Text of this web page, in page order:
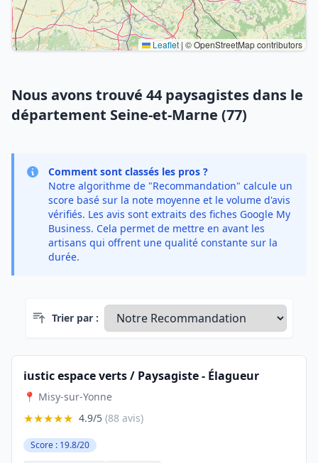
Leaflet|© OpenStreetMap contributors
Nous avons trouvé 44 paysagistes dans le
département Seine-et-Marne (77)
Comment sont classés les pros ?
Notre algorithme de "Recommandation" calcule un
score basé sur la note moyenne et le volume d'avis
vérifiés. Les avis sont extraits des fiches Google My
Business. Cela permet de mettre en avant les
artisans qui offrent une qualité constante sur la
durée.
Trier par :
iustic espace verts / Paysagiste - Élagueur
📍 Misy-sur-Yonne
★★★★★ 4.9/5 (88 avis)
Score : 19.8/20